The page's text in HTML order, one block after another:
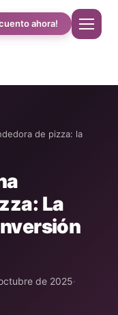
de teléfono
de proteínas
ahora!
de pizza: la
La
de 2025·